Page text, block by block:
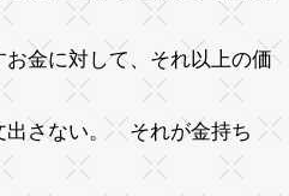
金に対して、それ以上の価
出さない。 それが金持ち